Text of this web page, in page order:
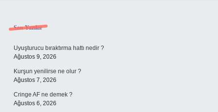
Sidebar
Son Yazılar
Uyuşturucu bıraktırma hattı nedir ?
Ağustos 9, 2026
Kurşun yenilirse ne olur ?
Ağustos 7, 2026
Cringe AF ne demek ?
Ağustos 6, 2026